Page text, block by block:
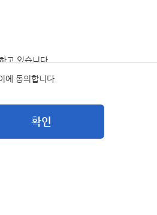
고 있습니다.
에 동의합니다.
확인